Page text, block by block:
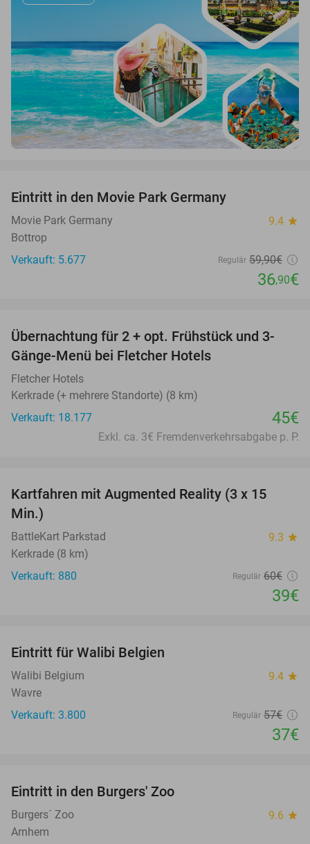
Eintritt in den Movie Park Germany
Movie Park Germany 9.4 star
Bottrop
Verkauft: 5.677
Regulär 59,90€
36,90€
Übernachtung für 2 + opt. Frühstück und 3-
Gänge-Menü bei Fletcher Hotels
Fletcher Hotels
Kerkrade (+ mehrere Standorte) (8 km)
Verkauft: 18.177
45€
Exkl. ca. 3€ Fremdenverkehrsabgabe p. P.
Kartfahren mit Augmented Reality (3 x 15
Min.)
BattleKart Parkstad 9.3 star
Kerkrade (8 km)
Verkauft: 880
Regulär 60€
39€
Eintritt für Walibi Belgien
Walibi Belgium 9.4 star
Wavre
Verkauft: 3.800
Regulär 57€
37€
Eintritt in den Burgers' Zoo
Burgers´ Zoo 9.6 star
Arnhem